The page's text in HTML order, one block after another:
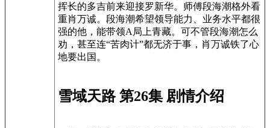
挥长的多吉前来迎接罗新华。师傅段海潮格外看
重肖万诚。段海潮希望领导能力、业务水平都很
强的他，能带领A局上青藏。可不管段海潮怎么
劝，甚至连“苦肉计”都无济于事，肖万诚铁了心
地要出国。
雪域天路 第26集 剧情介绍